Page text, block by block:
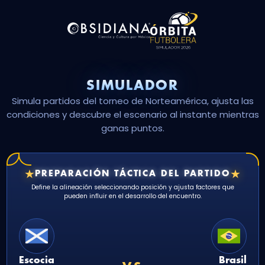
SIMULADOR
Simula partidos del torneo de Norteamérica, ajusta las
condiciones y descubre el escenario al instante mientras
ganas puntos.
★PREPARACIÓN TÁCTICA DEL PARTIDO★
Define la alineación seleccionando posición y ajusta factores que
pueden influir en el desarrollo del encuentro.
Escocia Brasil